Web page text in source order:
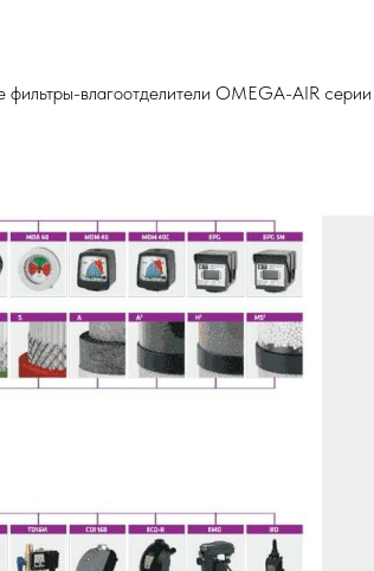
фильтры-влагоотделители OMEGA-AIR